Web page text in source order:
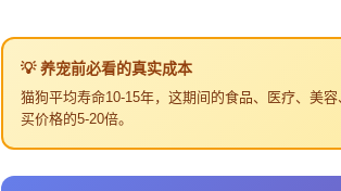
💡 养宠前必看的真实成本
猫狗平均寿命10-15年，这期间的食品、医疗、美
买价格的5-20倍。